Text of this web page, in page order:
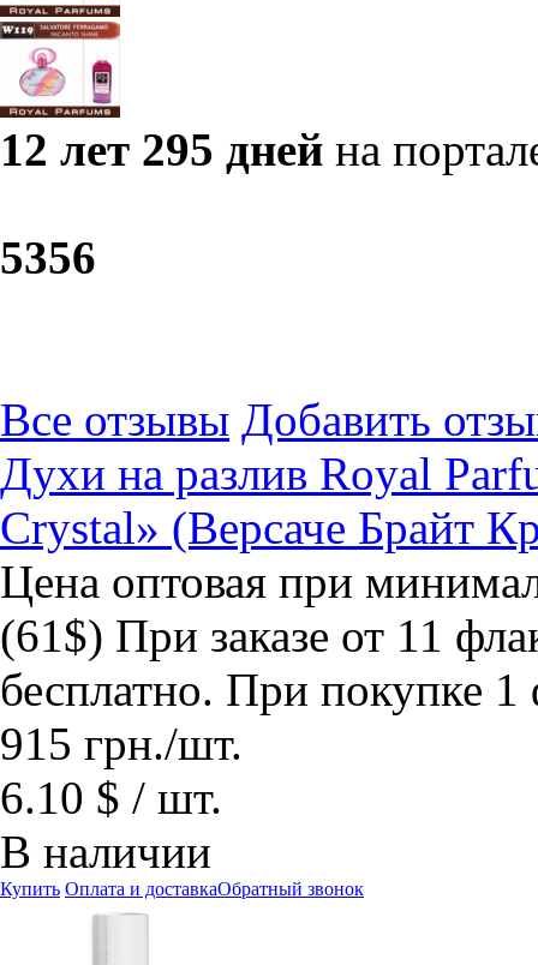
12 лет 295 дней на
5356
Все отзывы Добавить
Духи на разлив Royal
Crystal» (Версаче Брайт
Цена оптовая при
(61$) При заказе от 11
бесплатно. При покупке 1
915 грн./шт.
6.10 $ / шт.
В наличии
Купить Оплата и доставкаОбратный звонок